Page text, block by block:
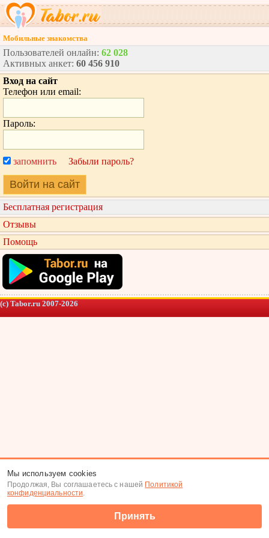
Мобильные знакомства
Пользователей онлайн: 62 028
Активных анкет: 60 456 910
Вход на сайт
Телефон или email:
Пароль:
запомнить Забыли пароль?
Войти на сайт
Бесплатная регистрация
Отзывы
Помощь
(c) Tabor.ru 2007-2026
Мы используем cookies
Продолжая, Вы соглашаетесь с нашей Политикой
конфиденциальности.
Принять